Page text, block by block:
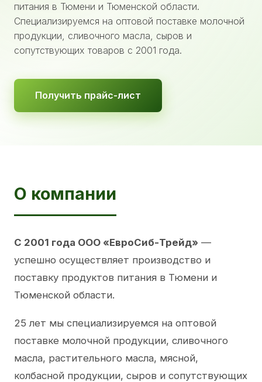
питания в Тюмени и Тюменской области.
Специализируемся на оптовой поставке молочной
продукции, сливочного масла, сыров и
сопутствующих товаров с 2001 года.
Получить прайс-лист
О компании
С 2001 года ООО «ЕвроСиб-Трейд» —
успешно осуществляет производство и
поставку продуктов питания в Тюмени и
Тюменской области.
25 лет мы специализируемся на оптовой
поставке молочной продукции, сливочного
масла, растительного масла, мясной,
колбасной продукции, сыров и сопутствующих